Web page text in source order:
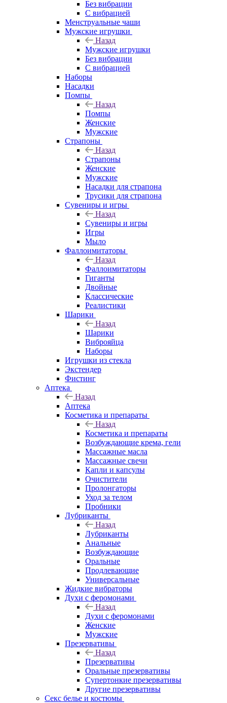
Без вибрации
С вибрацией
Менструальные чаши
Мужские игрушки
Назад
Мужские игрушки
Без вибрации
С вибрацией
Наборы
Насадки
Помпы
Назад
Помпы
Женские
Мужские
Страпоны
Назад
Страпоны
Женские
Мужские
Насадки для страпона
Трусики для страпона
Сувениры и игры
Назад
Сувениры и игры
Игры
Мыло
Фаллоимитаторы
Назад
Фаллоимитаторы
Гиганты
Двойные
Классические
Реалистики
Шарики
Назад
Шарики
Виброяйца
Наборы
Игрушки из стекла
Экстендер
Фистинг
Аптека
Назад
Аптека
Косметика и препараты
Назад
Косметика и препараты
Возбуждающие крема, гели
Массажные масла
Массажные свечи
Капли и капсулы
Очистители
Пролонгаторы
Уход за телом
Пробники
Лубриканты
Назад
Лубриканты
Анальные
Возбуждающие
Оральные
Продлевающие
Универсальные
Жидкие вибраторы
Духи с феромонами
Назад
Духи с феромонами
Женские
Мужские
Презервативы
Назад
Презервативы
Оральные презервативы
Супертонкие презервативы
Другие презервативы
Секс белье и костюмы